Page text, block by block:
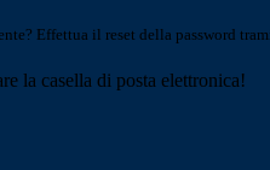
Effettua il reset della password
la casella di posta elettronica!